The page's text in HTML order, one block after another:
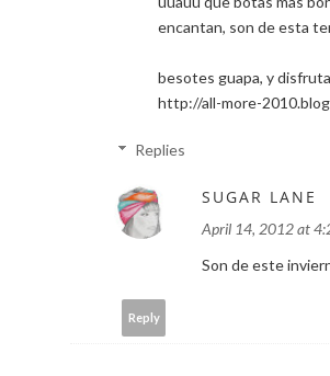
encantan, son de esta
besotes guapa, y
http://all-more-
Replies
SUGAR LANE
April 14, 2012 at
Son de este
Reply